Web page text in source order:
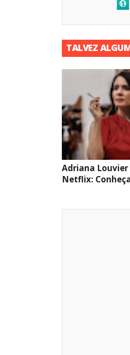
TALVEZ ALGUM
Adriana Louvier
Netflix: